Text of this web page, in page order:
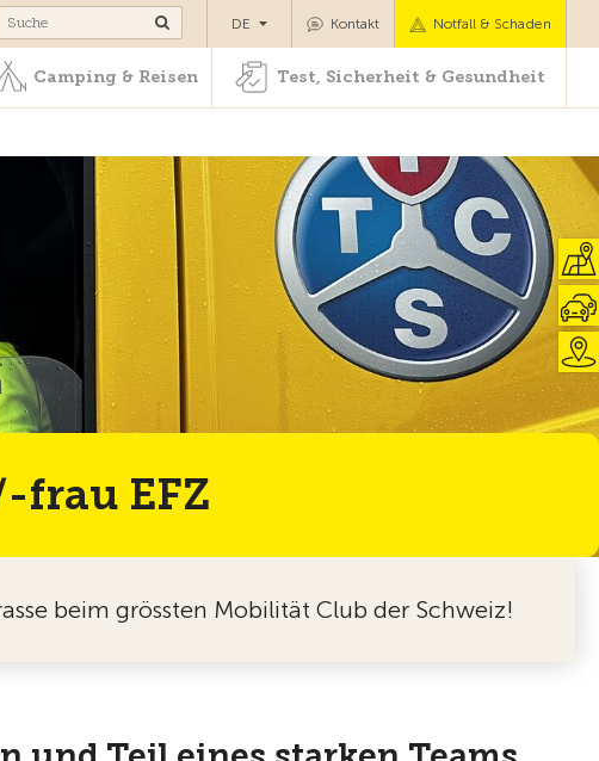
Camping & Reisen Test, Sicherheit & Gesundheit
Kontakt Notfall & Schaden
DE
Camping & Reisen Test, Sicherheit & Gesundheit
Zur Übersicht
frau EFZ
beim grössten Mobilität Club der Schweiz!